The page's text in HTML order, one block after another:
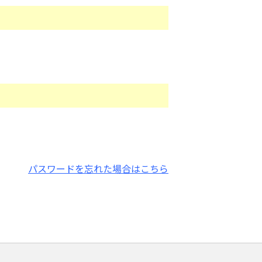
パスワードを忘れた場合はこちら